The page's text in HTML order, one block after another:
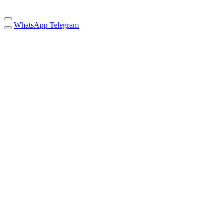
WhatsApp Telegram